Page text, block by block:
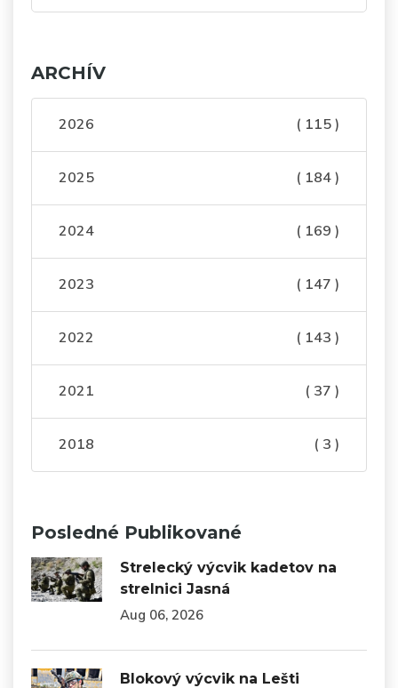
ARCHÍV
2026 ( 115 )
2025 ( 184 )
2024 ( 169 )
2023 ( 147 )
2022 ( 143 )
2021 ( 37 )
2018 ( 3 )
Posledné Publikované
Strelecký výcvik kadetov na
strelnici Jasná
Aug 06, 2026
Blokový výcvik na Lešti